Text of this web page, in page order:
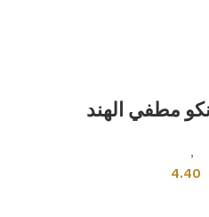
مطفي الهند
,
4.40